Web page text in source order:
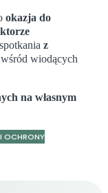
okazja do
z
wiodących
na własnym
OCHRONY